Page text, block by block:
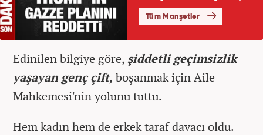
Edinilen bilgiye göre, şiddetli geçimsizlik
yaşayan genç çift, boşanmak için Aile
Mahkemesi'nin yolunu tuttu.
Hem kadın hem de erkek taraf davacı oldu.